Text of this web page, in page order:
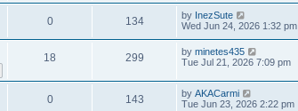
0 134 by InezSute
Wed Jun 24, 2026 1:32 pm
18 299 by minetes435
Tue Jul 21, 2026 7:09 pm
0 143 by AKACarmi
Tue Jun 23, 2026 2:22 pm